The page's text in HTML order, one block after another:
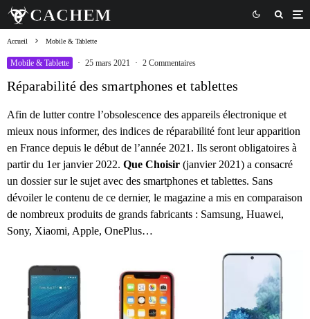
Accueil Mobile & Tablette
Mobile & Tablette · 25 mars 2021 · 2 Commentaires
Réparabilité des smartphones et tablettes
Afin de lutter contre l’obsolescence des appareils électronique et
mieux nous informer, des indices de réparabilité font leur apparition
en France depuis le début de l’année 2021. Ils seront obligatoires à
partir du 1er janvier 2022. Que Choisir (janvier 2021) a consacré
un dossier sur le sujet avec des smartphones et tablettes. Sans
dévoiler le contenu de ce dernier, le magazine a mis en comparaison
de nombreux produits de grands fabricants : Samsung, Huawei,
Sony, Xiaomi, Apple, OnePlus…